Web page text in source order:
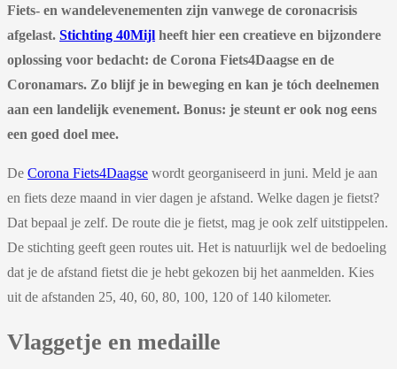
Fiets- en wandelevenementen zijn vanwege de coronacrisis
afgelast. Stichting 40Mijl heeft hier een creatieve en bijzondere
oplossing voor bedacht: de Corona Fiets4Daagse en de
Coronamars. Zo blijf je in beweging en kan je tóch deelnemen
aan een landelijk evenement. Bonus: je steunt er ook nog eens
een goed doel mee.
De Corona Fiets4Daagse wordt georganiseerd in juni. Meld je aan
en fiets deze maand in vier dagen je afstand. Welke dagen je fietst?
Dat bepaal je zelf. De route die je fietst, mag je ook zelf uitstippelen.
De stichting geeft geen routes uit. Het is natuurlijk wel de bedoeling
dat je de afstand fietst die je hebt gekozen bij het aanmelden. Kies
uit de afstanden 25, 40, 60, 80, 100, 120 of 140 kilometer.
Vlaggetje en medaille